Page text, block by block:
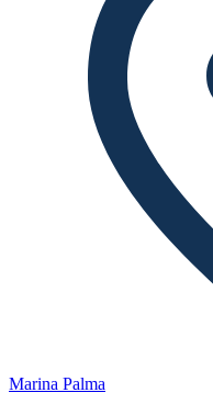
Marina Palma